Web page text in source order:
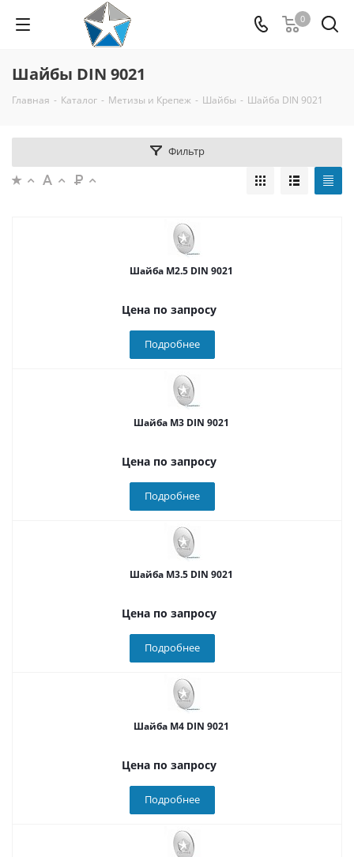
0
Шайбы DIN 9021
Главная - Каталог - Метизы и Крепеж - Шайбы - Шайба DIN 9021
Фильтр
Шайба М2.5 DIN 9021
Цена по запросу
Подробнее
Шайба М3 DIN 9021
Цена по запросу
Подробнее
Шайба М3.5 DIN 9021
Цена по запросу
Подробнее
Шайба М4 DIN 9021
Цена по запросу
Подробнее